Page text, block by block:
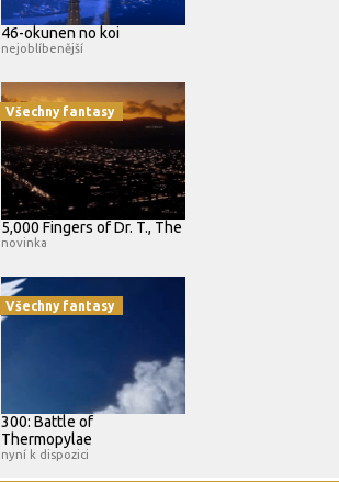
46-okunen no koi
nejoblíbenější
Všechny fantasy
5,000 Fingers of Dr. T., The
novinka
Všechny fantasy
300: Battle of
Thermopylae
nyní k dispozici